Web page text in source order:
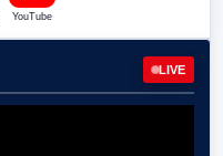
YouTube
LIVE